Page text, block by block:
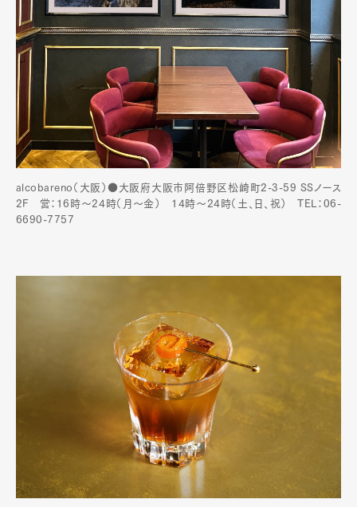
alcobareno（大阪）●大阪府大阪市阿倍野区松崎町2-3-59 SSノース
2F 営：16時～24時（月〜金） 14時〜24時（土、日、祝） TEL：06-
6690-7757